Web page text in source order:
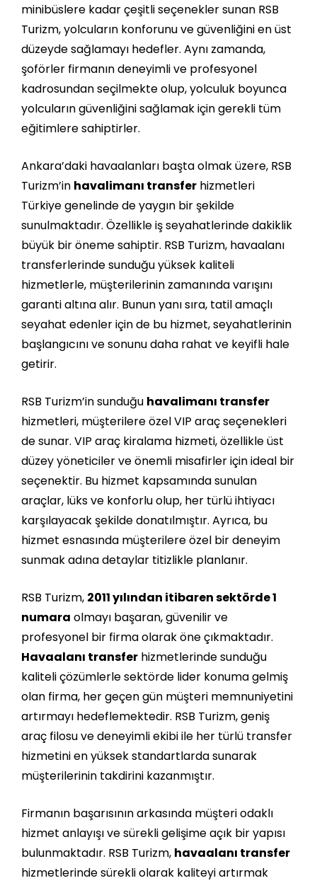
minibüslere kadar çeşitli seçenekler sunan RSB
Turizm, yolcuların konforunu ve güvenliğini en üst
düzeyde sağlamayı hedefler. Aynı zamanda,
şoförler firmanın deneyimli ve profesyonel
kadrosundan seçilmekte olup, yolculuk boyunca
yolcuların güvenliğini sağlamak için gerekli tüm
eğitimlere sahiptirler.
Ankara’daki havaalanları başta olmak üzere, RSB
Turizm’in havalimanı transfer hizmetleri
Türkiye genelinde de yaygın bir şekilde
sunulmaktadır. Özellikle iş seyahatlerinde dakiklik
büyük bir öneme sahiptir. RSB Turizm, havaalanı
transferlerinde sunduğu yüksek kaliteli
hizmetlerle, müşterilerinin zamanında varışını
garanti altına alır. Bunun yanı sıra, tatil amaçlı
seyahat edenler için de bu hizmet, seyahatlerinin
başlangıcını ve sonunu daha rahat ve keyifli hale
getirir.
RSB Turizm’in sunduğu havalimanı transfer
hizmetleri, müşterilere özel VIP araç seçenekleri
de sunar. VIP araç kiralama hizmeti, özellikle üst
düzey yöneticiler ve önemli misafirler için ideal bir
seçenektir. Bu hizmet kapsamında sunulan
araçlar, lüks ve konforlu olup, her türlü ihtiyacı
karşılayacak şekilde donatılmıştır. Ayrıca, bu
hizmet esnasında müşterilere özel bir deneyim
sunmak adına detaylar titizlikle planlanır.
RSB Turizm, 2011 yılından itibaren sektörde 1
numara olmayı başaran, güvenilir ve
profesyonel bir firma olarak öne çıkmaktadır.
Havaalanı transfer hizmetlerinde sunduğu
kaliteli çözümlerle sektörde lider konuma gelmiş
olan firma, her geçen gün müşteri memnuniyetini
artırmayı hedeflemektedir. RSB Turizm, geniş
araç filosu ve deneyimli ekibi ile her türlü transfer
hizmetini en yüksek standartlarda sunarak
müşterilerinin takdirini kazanmıştır.
Firmanın başarısının arkasında müşteri odaklı
hizmet anlayışı ve sürekli gelişime açık bir yapısı
bulunmaktadır. RSB Turizm, havaalanı transfer
hizmetlerinde sürekli olarak kaliteyi artırmak